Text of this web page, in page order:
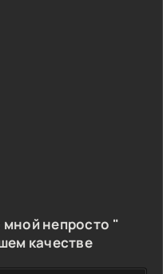
непросто "
качестве